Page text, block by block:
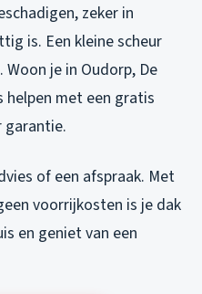
zeker in
is. Een kleine scheur
je in Oudorp, De
helpen met een gratis
garantie.
of een afspraak. Met
voorrijkosten is je dak
en geniet van een